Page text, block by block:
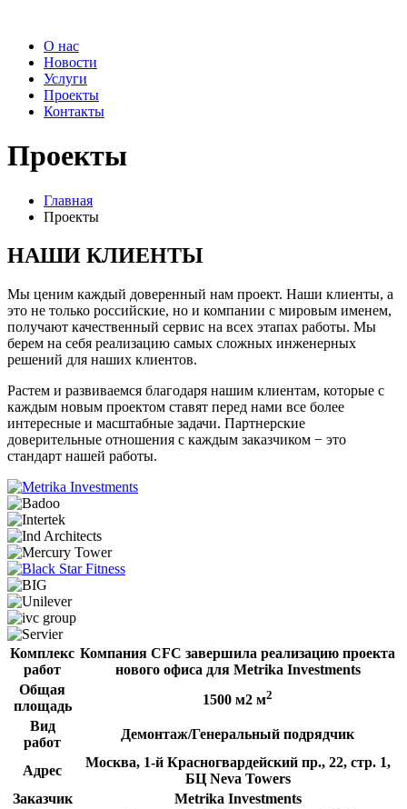
О нас
Новости
Услуги
Проекты
Контакты
Проекты
Главная
Проекты
НАШИ КЛИЕНТЫ
Мы ценим каждый доверенный нам проект. Наши клиенты, а
это не только российские, но и компании с мировым именем,
получают качественный сервис на всех этапах работы. Мы
берем на себя реализацию самых сложных инженерных
решений для наших клиентов.
Растем и развиваемся благодаря нашим клиентам, которые с
каждым новым проектом ставят перед нами все более
интересные и масштабные задачи. Партнерские
доверительные отношения с каждым заказчиком − это
стандарт нашей работы.
Комплекс
работ
Компания CFC завершила реализацию проекта
нового офиса для Metrika Investments
Общая
площадь
1500 м2 м2
Вид
работ
Демонтаж/Генеральный подрядчик
Адрес
Москва, 1-й Красногвардейский пр., 22, стр. 1,
БЦ Neva Towers
Заказчик
Metrika Investments